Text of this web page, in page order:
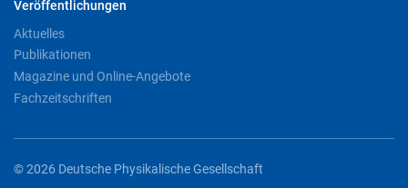
Veröffentlichungen
Aktuelles
Publikationen
Magazine und Online-Angebote
Fachzeitschriften
© 2026 Deutsche Physikalische Gesellschaft